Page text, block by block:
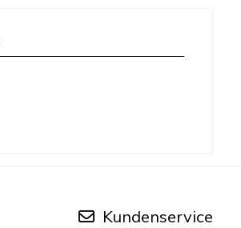
Kundenservice